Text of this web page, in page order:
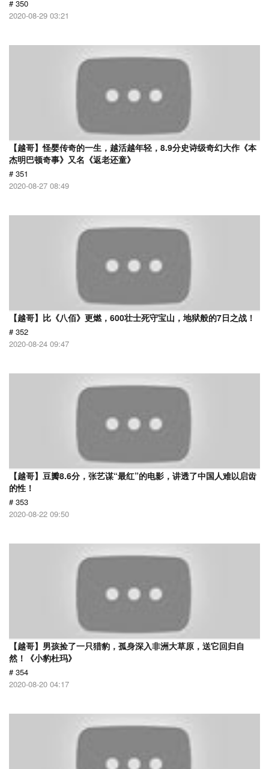
# 350
2020-08-29 03:21
【越哥】怪婴传奇的一生，越活越年轻，8.9分史诗级奇幻大作《本
杰明巴顿奇事》又名《返老还童》
# 351
2020-08-27 08:49
【越哥】比《八佰》更燃，600壮士死守宝山，地狱般的7日之战！
# 352
2020-08-24 09:47
【越哥】豆瓣8.6分，张艺谋“最红”的电影，讲透了中国人难以启齿
的性！
# 353
2020-08-22 09:50
【越哥】男孩捡了一只猎豹，孤身深入非洲大草原，送它回归自
然！《小豹杜玛》
# 354
2020-08-20 04:17